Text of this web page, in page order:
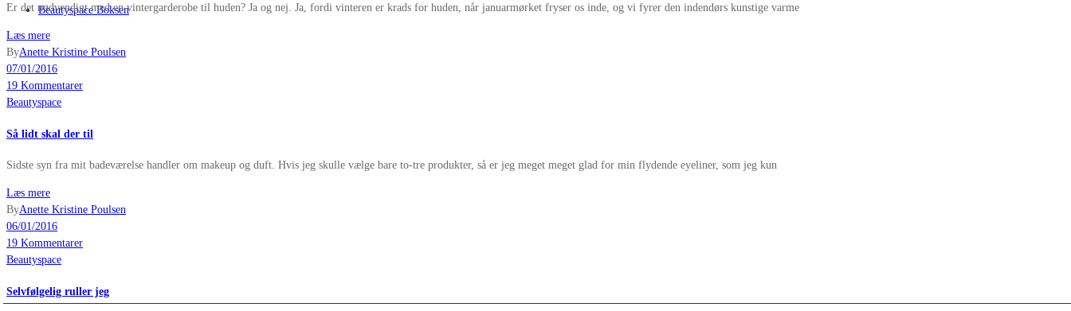
Beautyspace Boksen
Er det nødvendigt med en vintergarderobe til huden? Ja og nej. Ja, fordi vinteren er krads for huden, når januarmørket fryser os inde, og vi fyrer den indendørs kunstige varme
Læs mere
ByAnette Kristine Poulsen
07/01/2016
19 Kommentarer
Beautyspace
Så lidt skal der til
Sidste syn fra mit badeværelse handler om makeup og duft. Hvis jeg skulle vælge bare to-tre produkter, så er jeg meget meget glad for min flydende eyeliner, som jeg kun
Læs mere
ByAnette Kristine Poulsen
06/01/2016
19 Kommentarer
Beautyspace
Selvfølgelig ruller jeg